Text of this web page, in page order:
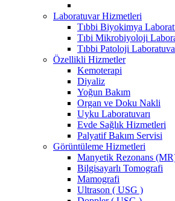
Laboratuvar Hizmetleri
Tıbbi Biyokimya
Tıbi Mikrobiyoloji
Tıbbi Patoloji
Özellikli Hizmetler
Kemoterapi
Diyaliz
Yoğun Bakım
Organ ve Doku Nakli
Uyku Laboratuvarı
Evde Sağlık Hizmetleri
Palyatif Bakım Servisi
Görüntüleme Hizmetleri
Manyetik Rezonans
Bilgisayarlı Tomografi
Mamografi
Ultrason ( USG )